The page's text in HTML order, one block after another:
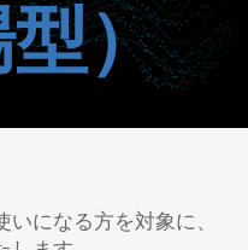
）
になる方を対象に、